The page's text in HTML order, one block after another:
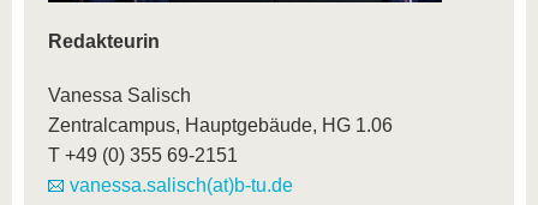
Redakteurin
Vanessa Salisch
Zentralcampus, Hauptgebäude, HG 1.06
T +49 (0) 355 69-2151
vanessa.salisch(at)b-tu.de